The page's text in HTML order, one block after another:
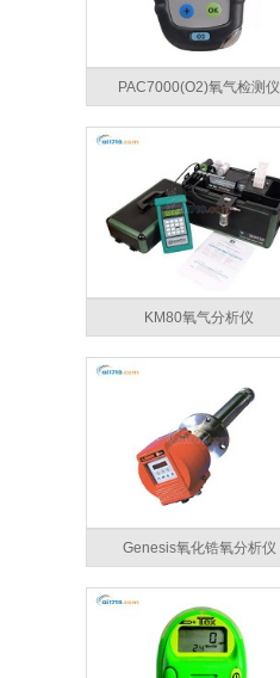
PAC7000(O2)氧气检测仪
KM80氧气分析仪
Genesis氧化锆氧分析仪